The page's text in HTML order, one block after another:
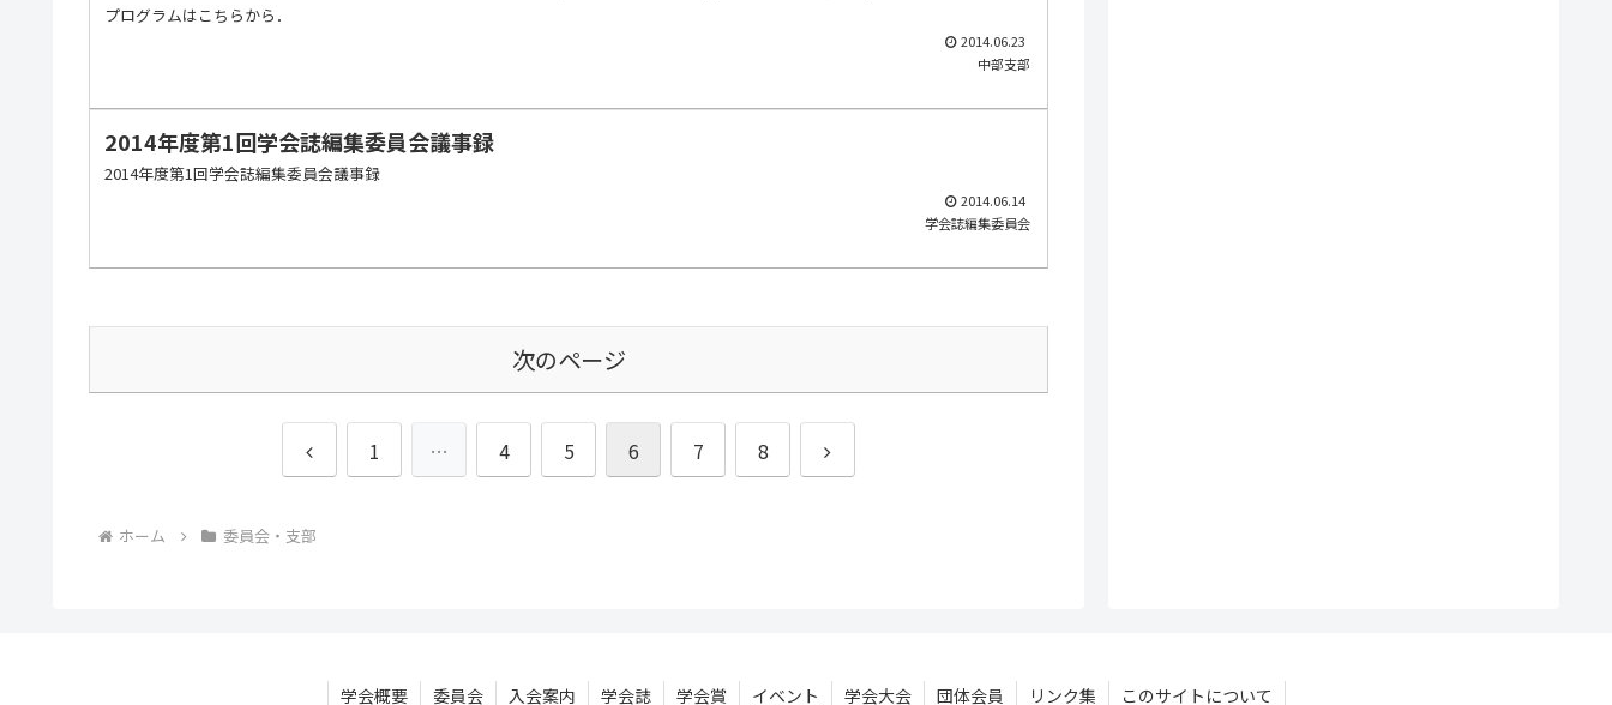
プログラムはこちらから．
2014.06.23
中部支部
2014年度第1回学会誌編集委員会議事録
2014年度第1回学会誌編集委員会議事録
2014.06.14
学会誌編集委員会
次のページ
前
1 … 4 5 6 7 8
次
ホーム 委員会・支部
学会概要 委員会 入会案内 学会誌 学会賞 イベント 学会大会 団体会員 リンク集 このサイトについて